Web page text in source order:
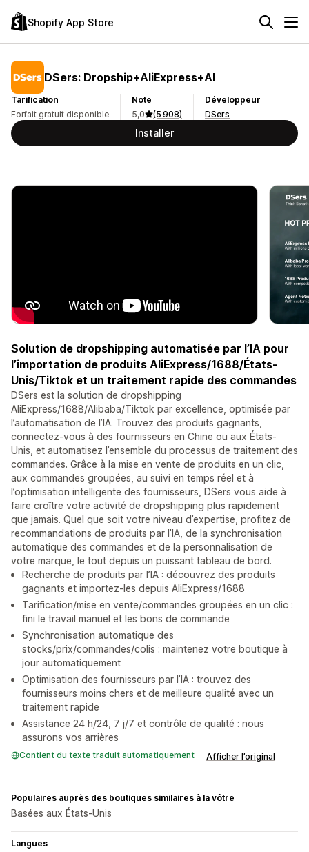
Shopify App Store
DSers: Dropship+AliExpress+AI
Tarification
Forfait gratuit disponible
Note
5,0
(5 908)
Développeur
DSers
Installer
Solution de dropshipping automatisée par l’IA pour
l’importation de produits AliExpress/1688/États-
Unis/Tiktok et un traitement rapide des commandes
DSers est la solution de dropshipping
AliExpress/1688/Alibaba/Tiktok par excellence, optimisée par
l’automatisation de l’IA. Trouvez des produits gagnants,
connectez-vous à des fournisseurs en Chine ou aux États-
Unis, et automatisez l’ensemble du processus de traitement des
commandes. Grâce à la mise en vente de produits en un clic,
aux commandes groupées, au suivi en temps réel et à
l’optimisation intelligente des fournisseurs, DSers vous aide à
faire croître votre activité de dropshipping plus rapidement
que jamais. Quel que soit votre niveau d’expertise, profitez de
recommandations de produits par l’IA, de la synchronisation
automatique des commandes et de la personnalisation de
votre marque, le tout depuis un puissant tableau de bord.
Recherche de produits par l’IA : découvrez des produits
gagnants et importez-les depuis AliExpress/1688
Tarification/mise en vente/commandes groupées en un clic :
fini le travail manuel et les bons de commande
Synchronisation automatique des
stocks/prix/commandes/colis : maintenez votre boutique à
jour automatiquement
Optimisation des fournisseurs par l’IA : trouvez des
fournisseurs moins chers et de meilleure qualité avec un
traitement rapide
Assistance 24 h/24, 7 j/7 et contrôle de qualité : nous
assurons vos arrières
Contient du texte traduit automatiquement Afficher l’original
Populaires auprès des boutiques similaires à la vôtre
Basées aux États-Unis
Langues